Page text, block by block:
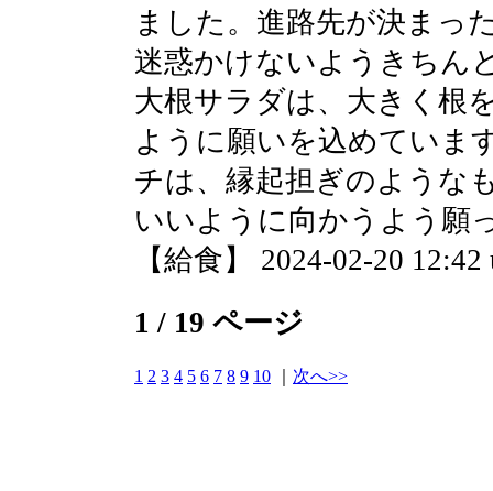
ました。進路先が決まっ
迷惑かけないようきちん
大根サラダは、大きく根
ように願いを込めていま
チは、縁起担ぎのような
いいように向かうよう願
【給食】 2024-02-20 12:42
1 / 19 ページ
1 2 3 4 5 6 7 8 9 10 次へ>>